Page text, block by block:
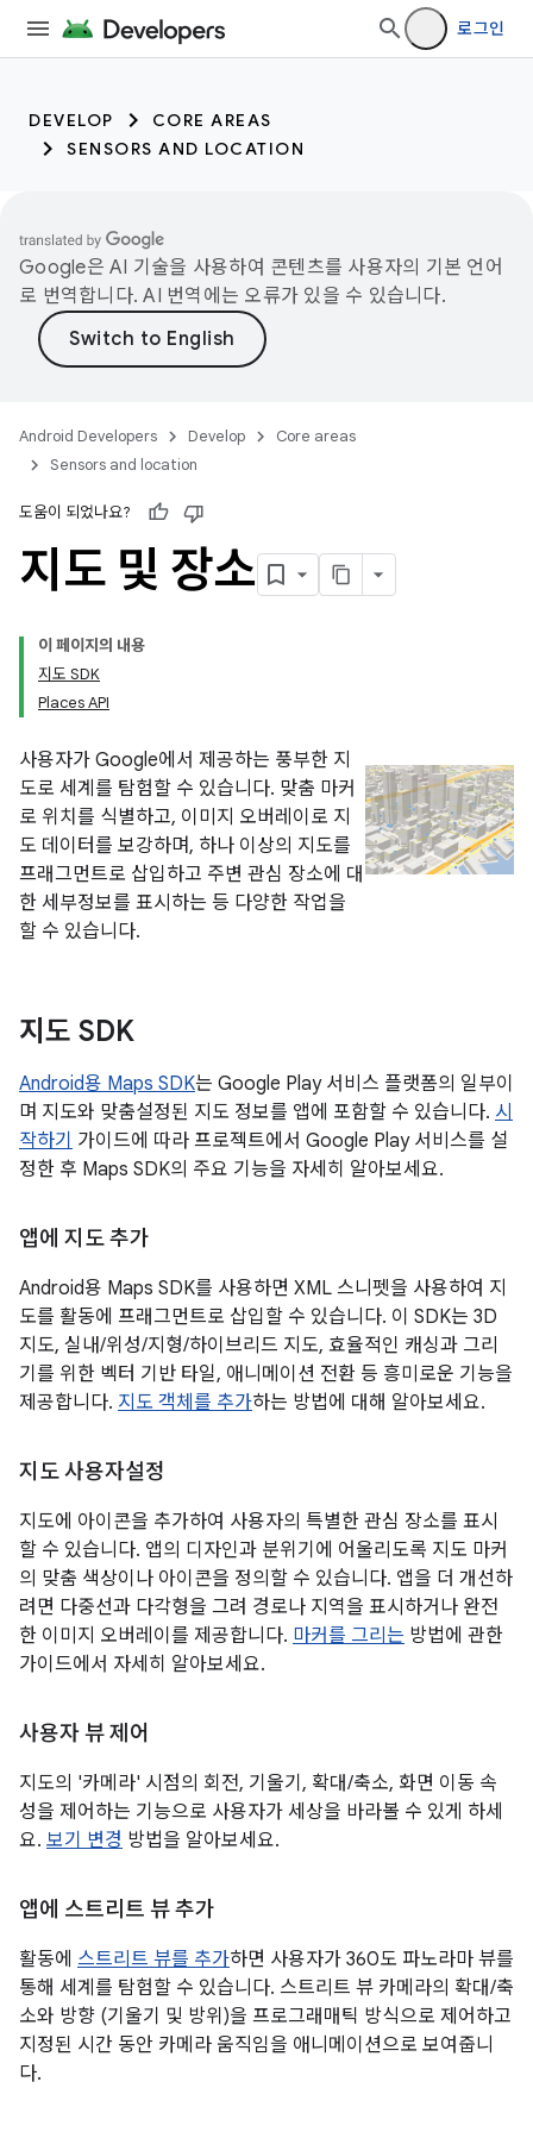
로그인
DEVELOP
CORE AREAS
SENSORS AND LOCATION
Google은 AI 기술을 사용하여 콘텐츠를 사용자의 기본 언어
로 번역합니다. AI 번역에는 오류가 있을 수 있습니다.
Android Developers Develop
Core areas
Sensors and location
도움이 되었나요?
지도 및 장소
이 페이지의 내용
지도 SDK
Places API
사용자가 Google에서 제공하는 풍부한 지
도로 세계를 탐험할 수 있습니다. 맞춤 마커
로 위치를 식별하고, 이미지 오버레이로 지
도 데이터를 보강하며, 하나 이상의 지도를
프래그먼트로 삽입하고 주변 관심 장소에 대
한 세부정보를 표시하는 등 다양한 작업을
할 수 있습니다.
지도 SDK
Android용 Maps SDK는 Google Play 서비스 플랫폼의 일부이
며 지도와 맞춤설정된 지도 정보를 앱에 포함할 수 있습니다. 시
작하기 가이드에 따라 프로젝트에서 Google Play 서비스를 설
정한 후 Maps SDK의 주요 기능을 자세히 알아보세요.
앱에 지도 추가
Android용 Maps SDK를 사용하면 XML 스니펫을 사용하여 지
도를 활동에 프래그먼트로 삽입할 수 있습니다. 이 SDK는 3D
지도, 실내/위성/지형/하이브리드 지도, 효율적인 캐싱과 그리
기를 위한 벡터 기반 타일, 애니메이션 전환 등 흥미로운 기능을
제공합니다. 지도 객체를 추가하는 방법에 대해 알아보세요.
지도 사용자설정
지도에 아이콘을 추가하여 사용자의 특별한 관심 장소를 표시
할 수 있습니다. 앱의 디자인과 분위기에 어울리도록 지도 마커
의 맞춤 색상이나 아이콘을 정의할 수 있습니다. 앱을 더 개선하
려면 다중선과 다각형을 그려 경로나 지역을 표시하거나 완전
한 이미지 오버레이를 제공합니다. 마커를 그리는 방법에 관한
가이드에서 자세히 알아보세요.
사용자 뷰 제어
지도의 '카메라' 시점의 회전, 기울기, 확대/축소, 화면 이동 속
성을 제어하는 기능으로 사용자가 세상을 바라볼 수 있게 하세
요. 보기 변경 방법을 알아보세요.
앱에 스트리트 뷰 추가
활동에 스트리트 뷰를 추가하면 사용자가 360도 파노라마 뷰를
통해 세계를 탐험할 수 있습니다. 스트리트 뷰 카메라의 확대/축
소와 방향 (기울기 및 방위)을 프로그래매틱 방식으로 제어하고
지정된 시간 동안 카메라 움직임을 애니메이션으로 보여줍니
다.